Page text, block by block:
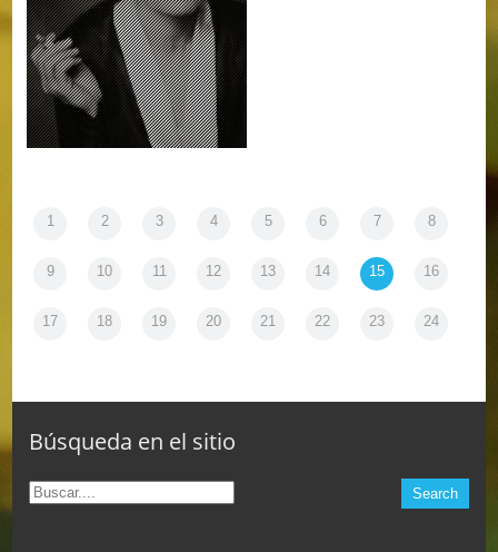
1 2 3 4 5 6 7 8
9 10 11 12 13 14 15 16
17 18 19 20 21 22 23 24
Búsqueda en el sitio